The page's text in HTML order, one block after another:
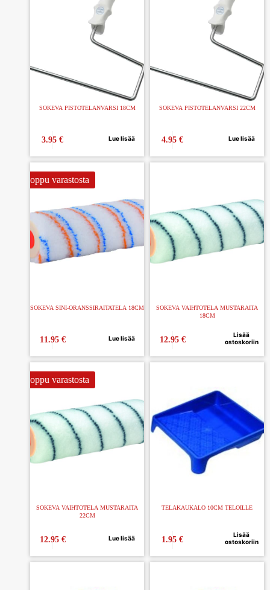
SOKEVA PISTOTELANVARSI 18CM
3.95€ Lue lisää
SOKEVA PISTOTELANVARSI 22CM
4.95€ Lue lisää
Loppu varastosta
SOKEVA SINI-ORANSSIRAITATELA 18CM
11.95 € Lue lisää
SOKEVA VAIHTOTELA MUSTARAITA
18CM
12.95 €
Lisää
ostoskoriin
Loppu varastosta
SOKEVA VAIHTOTELA MUSTARAITA
22CM
12.95 € Lue lisää
TELAKAUKALO 10CM TELOILLE
1.95€
Lisää
ostoskoriin